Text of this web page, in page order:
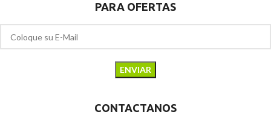
PARA OFERTAS
CONTACTANOS